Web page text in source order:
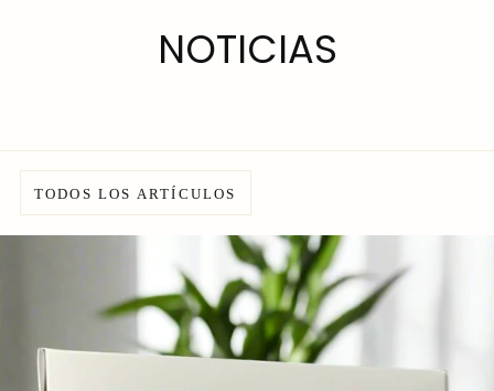
NOTICIAS
TODOS LOS ARTÍCULOS